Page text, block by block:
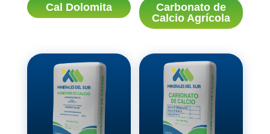
Cal Dolomita
Carbonato de
Calcio Agrícola